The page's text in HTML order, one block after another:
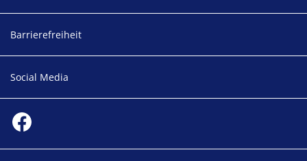
Barrierefreiheit
Social Media
Facebook